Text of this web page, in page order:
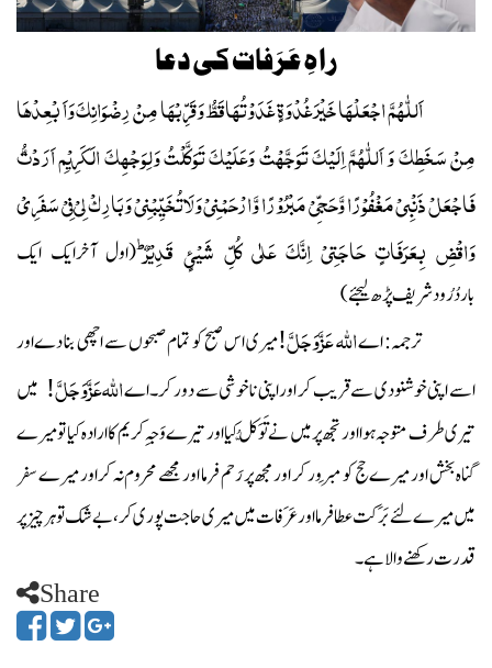
راہِ عَرَفات کی دعا
اَللّٰھُمَّ اجْعَلْھَا خَیْرَ غُدْوَۃٍ غَدَوْتُھَاقَطُّ وَقَرِّبْھَا مِنْ رِضْوَانِکَ وَاَ بْعِدْھَا
مِنْ سَخَطِکَ وَ اَللّٰھُمَّ اِلَیْکَ تَوَجَّھْتُ وَعَلَیْکَ تَوَکَّلْتُ وَلِوَجْھِکَ الَکَرِیْمِ اَرَدْتُّ
فَاجْعَلْ ذَنْبِیْ مَغْفُوْرًا وَّحَجِّیْ مَبْرُوْرًا وَّارْحَمْنِیْ وَلَاتُخَیِّبْنِیْ وَبَارِکْ لِیْ فِیْ سَفَرِیْ
وَاقْضِ بِعَرَفَاتٍ حَاجَتِیْ اِنَّکَ عَلٰی کُلِّ شَیْئٍ قَدِیْرٌط(اول آخرایک ایک
باردُرُودشریف پڑھ لیجئے)
ترجمہ: اےاللہ عَزَّوَجَلَّ!میری اس صبح کو تمام صبحوں سے اچھی بنا دےاور
اسے اپنی خوشنودی سے قریب کر اور اپنی ناخوشی سے دور کر۔اےاللہ عَزَّوَجَلَّ! میں
تیری طرف متوجہ ہوا اور تجھ پر میں نے تَوَکُّل کیا اورتیرے وَجہِ کریم کا ارادہ کیا تو میرے
گناہ بخش اورمیرے حج کو مَبرور کر اور مجھ پر رَحم فرما اور مجھے محروم نہ کراور میرے سفر
میں میرے لئے بَرَکت عطا فرما اور عَرَفات میں میریحاجت پوری کر، بے شک تو ہر چیز پر
قدرت رکھنے والا ہے۔
Share